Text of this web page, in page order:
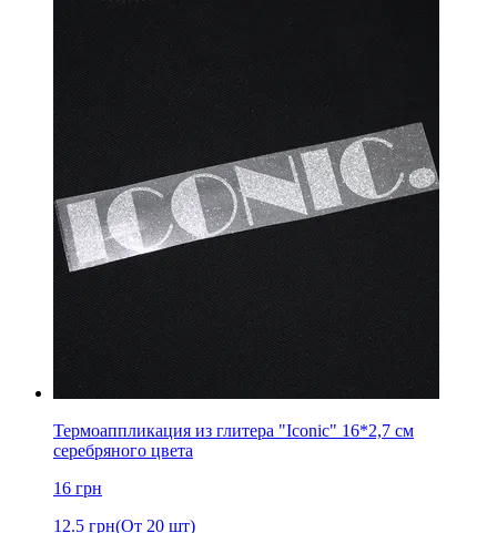
Термоаппликация из глитера "Iconic" 16*2,7 см
серебряного цвета
16 грн
12.5 грн(От 20 шт)